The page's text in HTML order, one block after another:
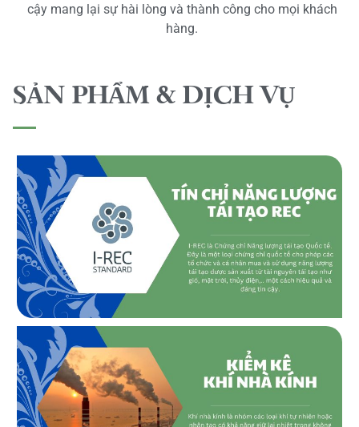
cậy mang lại sự hài lòng và thành công cho mọi khách
hàng.
SẢN PHẨM & DỊCH VỤ